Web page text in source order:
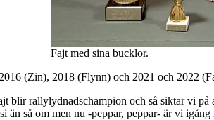
Fajt med sina bucklor.
(Zin), 2018 (Flynn) och 2021 och 2022
blir rallylydnadschampion och så siktar vi
än så om men nu -peppar, peppar- är vi